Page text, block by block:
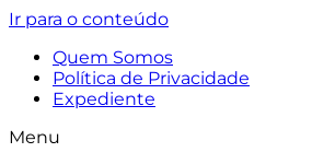
Ir para o conteúdo
Quem Somos
Política de Privacidade
Expediente
Menu